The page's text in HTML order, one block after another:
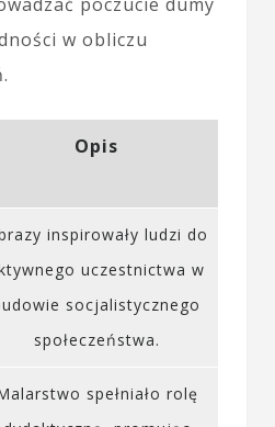
w obliczu
Opis
inspirowały ludzi do
uczestnictwa w
socjalistycznego
społeczeństwa.
spełniało rolę